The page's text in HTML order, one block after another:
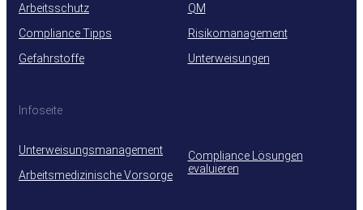
Arbeitsschutz
Compliance Tipps
Gefahrstoffe
QM
Risikomanagement
Unterweisungen
Infoseite
Unterweisungsmanagement
Arbeitsmedizinische Vorsorge
Compliance Lösungen
evaluieren